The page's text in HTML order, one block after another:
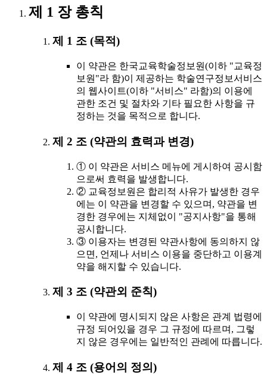
제 1 장 총칙
제 1 조 (목적)
이 약관은 한국교육학술정보원(이하 "교육정
보원"라 함)이 제공하는 학술연구정보서비스
의 웹사이트(이하 "서비스" 라함)의 이용에
관한 조건 및 절차와 기타 필요한 사항을 규
정하는 것을 목적으로 합니다.
제 2 조 (약관의 효력과 변경)
① 이 약관은 서비스 메뉴에 게시하여 공시함
으로써 효력을 발생합니다.
② 교육정보원은 합리적 사유가 발생한 경우
에는 이 약관을 변경할 수 있으며, 약관을 변
경한 경우에는 지체없이 "공지사항"을 통해
공시합니다.
③ 이용자는 변경된 약관사항에 동의하지 않
으면, 언제나 서비스 이용을 중단하고 이용계
약을 해지할 수 있습니다.
제 3 조 (약관외 준칙)
이 약관에 명시되지 않은 사항은 관계 법령에
규정 되어있을 경우 그 규정에 따르며, 그렇
지 않은 경우에는 일반적인 관례에 따릅니다.
제 4 조 (용어의 정의)